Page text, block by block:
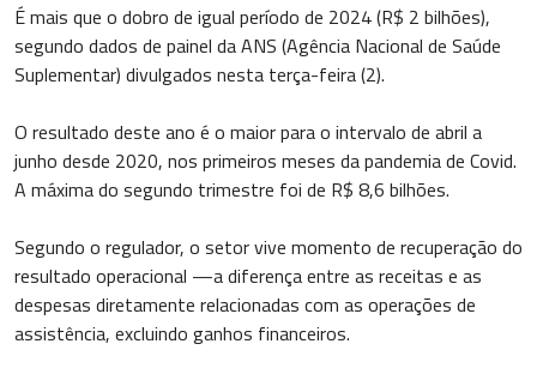
É mais que o dobro de igual período de 2024 (R$ 2 bilhões),
segundo dados de painel da ANS (Agência Nacional de Saúde
Suplementar) divulgados nesta terça-feira (2).
O resultado deste ano é o maior para o intervalo de abril a
junho desde 2020, nos primeiros meses da pandemia de Covid.
A máxima do segundo trimestre foi de R$ 8,6 bilhões.
Segundo o regulador, o setor vive momento de recuperação do
resultado operacional —a diferença entre as receitas e as
despesas diretamente relacionadas com as operações de
assistência, excluindo ganhos financeiros.